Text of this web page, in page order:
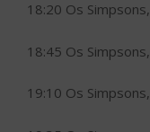
18:20 Os
18:45 Os
19:10 Os